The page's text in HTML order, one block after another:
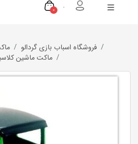
0
فروشگاه اسباب بازی گردالو
ماکت ماشین